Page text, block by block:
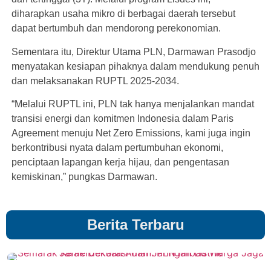
diharapkan usaha mikro di berbagai daerah tersebut
dapat bertumbuh dan mendorong perekonomian.
Sementara itu, Direktur Utama PLN, Darmawan Prasodjo
menyatakan kesiapan pihaknya dalam mendukung penuh
dan melaksanakan RUPTL 2025-2034.
“Melalui RUPTL ini, PLN tak hanya menjalankan mandat
transisi energi dan komitmen Indonesia dalam Paris
Agreement menuju Net Zero Emissions, kami juga ingin
berkontribusi nyata dalam pertumbuhan ekonomi,
penciptaan lapangan kerja hijau, dan pengentasan
kemiskinan,” pungkas Darmawan.
Berita Terbaru